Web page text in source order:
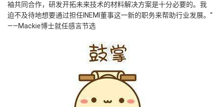
袖共同合作，研发开拓未来技术的材料解决方案是十分必要的。 我
迫不及待地想要通过担任INEMI董事这一新的职务来帮助行业发展。”
——Mackie博士就任感言节选